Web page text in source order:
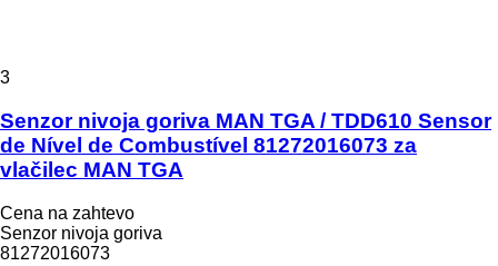
3
Senzor nivoja goriva MAN TGA / TDD610 Sensor
de Nível de Combustível 81272016073 za
vlačilec MAN TGA
Cena na zahtevo
Senzor nivoja goriva
81272016073